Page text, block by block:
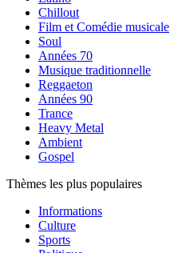
Chillout
Film et Comédie musicale
Soul
Années 70
Musique traditionnelle
Reggaeton
Années 90
Trance
Heavy Metal
Ambient
Gospel
Thèmes les plus populaires
Informations
Culture
Sports